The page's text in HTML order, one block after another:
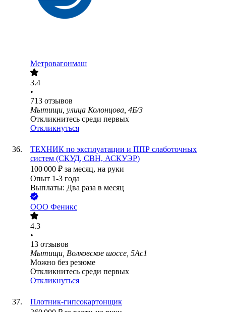
Метровагонмаш
3.4
•
713 отзывов
Мытищи, улица Колонцова, 4Б/3
Откликнитесь среди первых
Откликнуться
ТЕХНИК по эксплуатации и ППР слаботочных
систем (СКУД, СВН, АСКУЭР)
100 000 ₽ за месяц, на руки
Опыт 1-3 года
Выплаты: Два раза в месяц
ООО Феникс
4.3
•
13 отзывов
Мытищи, Волковское шоссе, 5Ас1
Можно без резюме
Откликнитесь среди первых
Откликнуться
Плотник-гипсокартонщик